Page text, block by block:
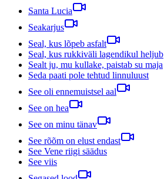
Santa Lucia
Seakarjus
Seal, kus lõpeb asfalt
Seal, kus rukkiväli lagendikul heljub
Sealt ju, mu kullake, paistab su maja
Seda paati pole tehtud linnuluust
See oli ennemuistsel aal
See on hea
See on minu tänav
See rõõm on elust endast
See Vene riigi säädus
See viis